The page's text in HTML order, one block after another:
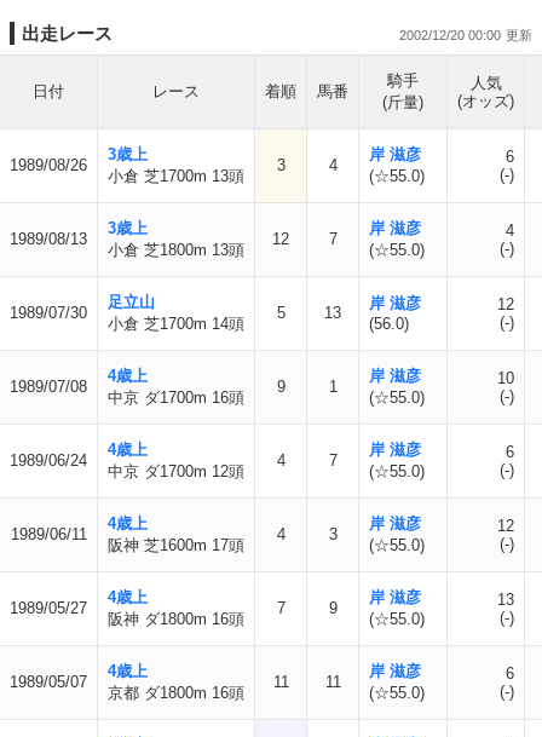
出走レース 2002/12/20 00:00
日付 レース 着順 馬番
騎手
(斤量)
人気
(オッズ)
1989/08/26
3歳上
小倉 芝1700m 13頭
3 4
岸 滋彦
(☆55.0)
6
(-)
1989/08/13
3歳上
小倉 芝1800m 13頭
12 7
岸 滋彦
(☆55.0)
4
(-)
1989/07/30
足立山
小倉 芝1700m 14頭
5 13
岸 滋彦
(56.0)
12
(-)
1989/07/08
4歳上
中京 ダ1700m 16頭
9 1
岸 滋彦
(☆55.0)
10
(-)
1989/06/24
4歳上
中京 ダ1700m 12頭
4 7
岸 滋彦
(☆55.0)
6
(-)
1989/06/11
4歳上
阪神 芝1600m 17頭
4 3
岸 滋彦
(☆55.0)
12
(-)
1989/05/27
4歳上
阪神 ダ1800m 16頭
7 9
岸 滋彦
(☆55.0)
13
(-)
1989/05/07
4歳上
京都 ダ1800m 16頭
11 11
岸 滋彦
(☆55.0)
6
(-)